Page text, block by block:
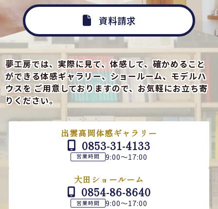
資料請求
夢工房では、実際に見て、体感して、確かめること
ができる体感ギャラリー、ショールーム、モデルハ
ウスをご用意しておりますので、お気軽にお立ち寄
りください。
出雲高岡体感ギャラリー
0853-31-4133
営業時間 9:00～17:00
大田ショールーム
0854-86-8640
営業時間 9:00～17:00